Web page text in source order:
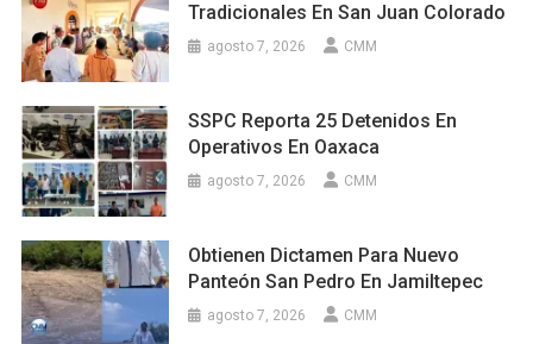
Tradicionales En San Juan Colorado
agosto 7, 2026 CMM
SSPC Reporta 25 Detenidos En
Operativos En Oaxaca
agosto 7, 2026 CMM
Obtienen Dictamen Para Nuevo
Panteón San Pedro En Jamiltepec
agosto 7, 2026 CMM